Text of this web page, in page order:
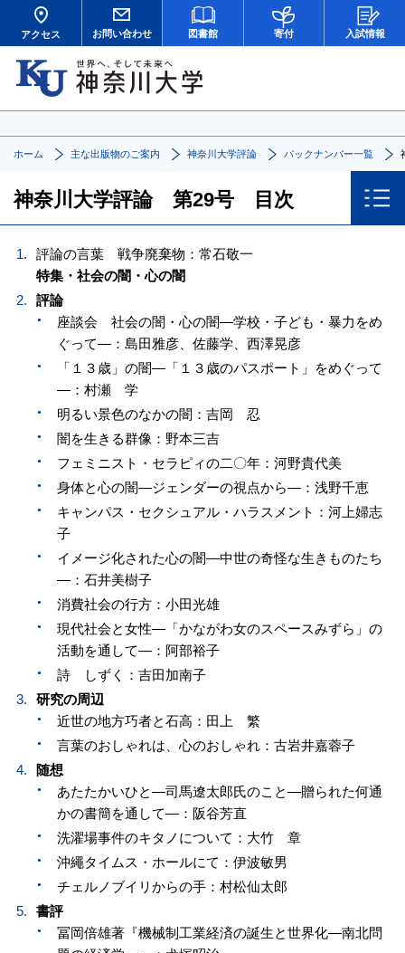
アクセス お問い合わせ 図書館 寄付 入試情報
ホーム 主な出版物のご案内 神奈川大学評論 バックナンバー一覧
神奈川大学評論 第29号 目次
評論の言葉 戦争廃棄物：常石敬一
特集・社会の闇・心の闇
評論
座談会 社会の闇・心の闇—学校・子ども・暴力をめ
ぐって—：島田雅彦、佐藤学、西澤晃彦
「１３歳」の闇—「１３歳のパスポート」をめぐって
—：村瀬 学
明るい景色のなかの闇：吉岡 忍
闇を生きる群像：野本三吉
フェミニスト・セラピィの二〇年：河野貴代美
身体と心の闇—ジェンダーの視点から—：浅野千恵
キャンパス・セクシュアル・ハラスメント：河上婦志
子
イメージ化された心の闇—中世の奇怪な生きものたち
—：石井美樹子
消費社会の行方：小田光雄
現代社会と女性—「かながわ女のスペースみずら」の
活動を通して—：阿部裕子
詩 しずく：吉田加南子
研究の周辺
近世の地方巧者と石高：田上 繁
言葉のおしゃれは、心のおしゃれ：古岩井嘉蓉子
随想
あたたかいひと—司馬遼太郎氏のこと—贈られた何通
かの書簡を通して—：阪谷芳直
洗濯場事件のキタノについて：大竹 章
沖繩タイムス・ホールにて：伊波敏男
チェルノブイリからの手：村松仙太郎
書評
冨岡倍雄著『機械制工業経済の誕生と世界化—南北問